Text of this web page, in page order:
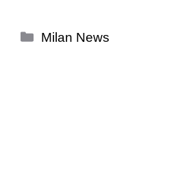
Categorie
Milan News